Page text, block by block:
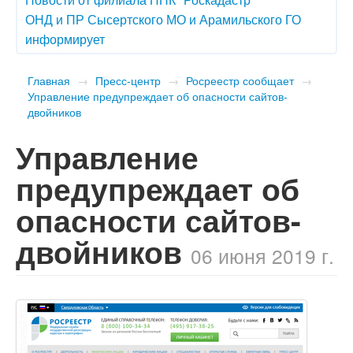
ОНД и ПР Сысертского МО и Арамильского ГО
информирует
Главная → Пресс-центр → Росреестр сообщает →
Управление предупреждает об опасности сайтов-
двойников
Управление
предупреждает об
опасности сайтов-
двойников 06 июня 2019 г.